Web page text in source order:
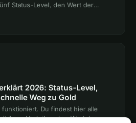
Status-Level, den Wert der
2026: Status-Level,
Weg zu Gold
Du findest hier alle
ihren Vorteilen, den Wert der